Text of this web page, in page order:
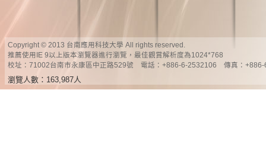
Copyright © 2013 台南應用科技大學 All rights reserved.
推薦使用IE 9以上版本瀏覽器進行瀏覽，最佳觀賞解析度為1024*768
校址：71002台南市永康區中正路529號 電話：+886-6-2532106 傳真：+886-
瀏覽人數：163,987人